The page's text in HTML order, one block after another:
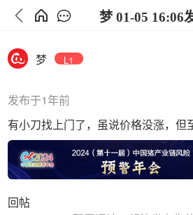
梦 01-05 16:06
梦 L1
发布于1年前
有小刀找上门了，虽说价格没涨，但
回帖